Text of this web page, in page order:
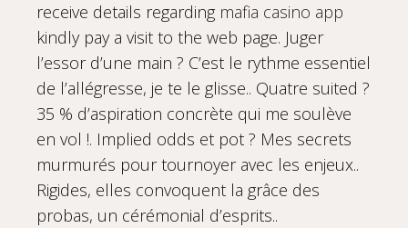
receive details regarding mafia casino app
kindly pay a visit to the web page. Juger
l’essor d’une main ? C’est le rythme essentiel
de l’allégresse, je te le glisse.. Quatre suited ?
35 % d’aspiration concrète qui me soulève
en vol !. Implied odds et pot ? Mes secrets
murmurés pour tournoyer avec les enjeux..
Rigides, elles convoquent la grâce des
probas, un cérémonial d’esprits..